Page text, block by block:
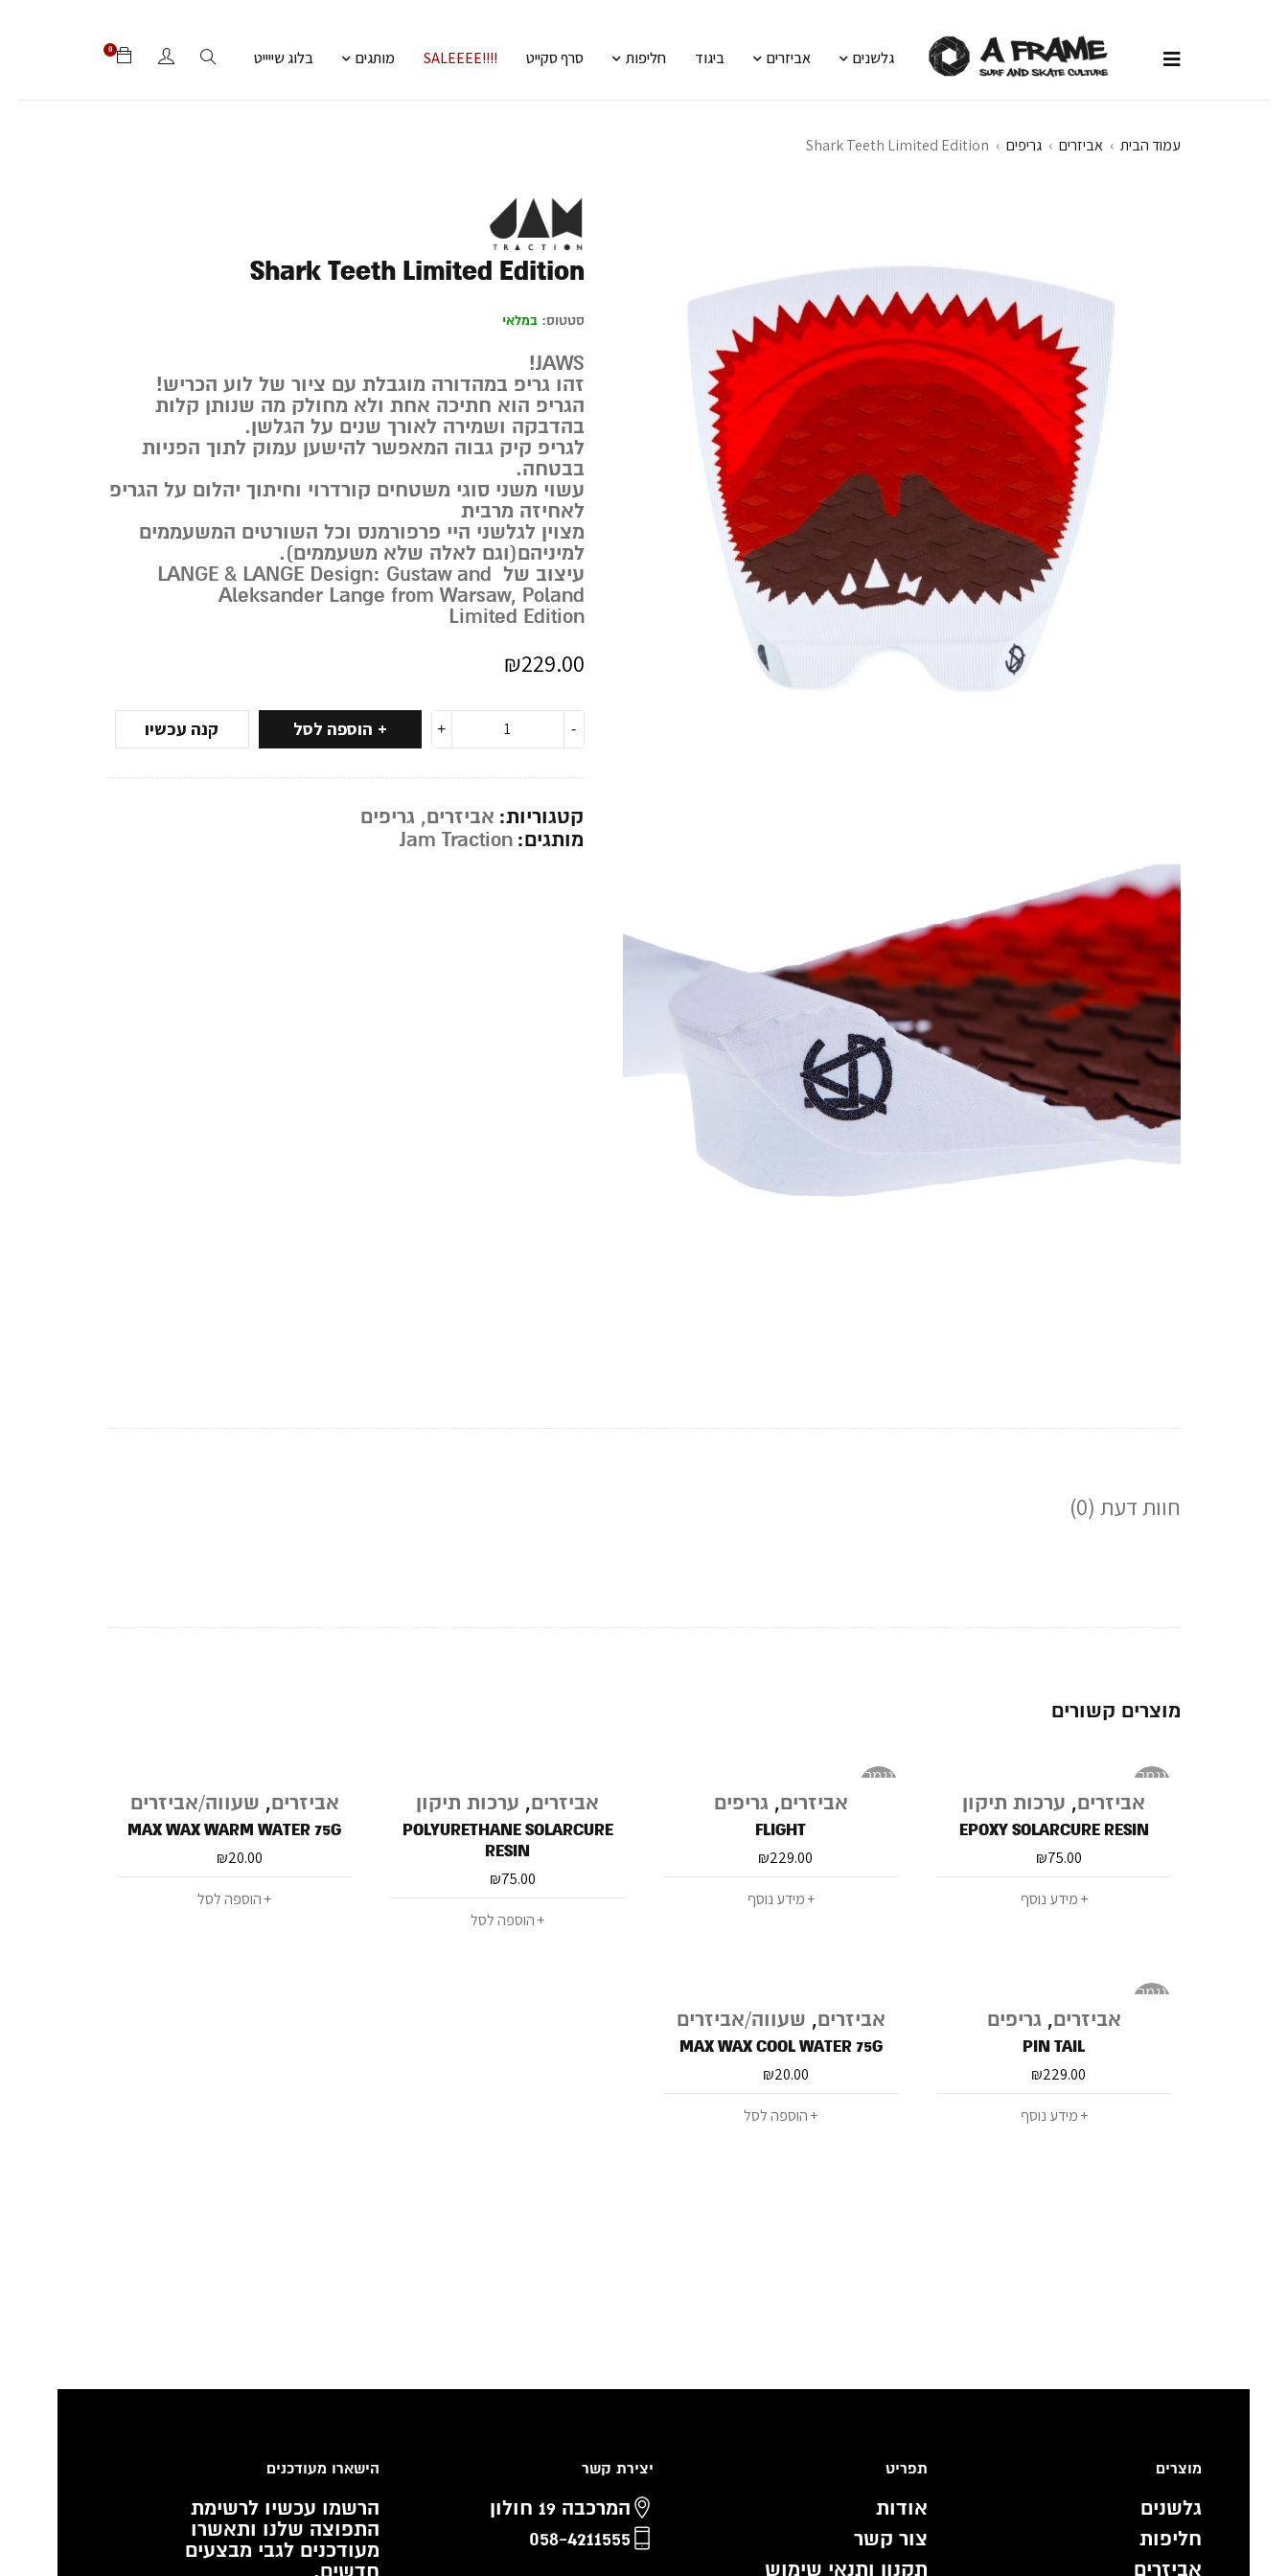
גלשנים אביזרים ביגוד חליפות סרף סקייט !!!!SALEEEE מותגים בלוג שייייט 0
עמוד הבית › אביזרים › גריפים ›
Shark Teeth Limited Edition
Shark Teeth Limited Edition
סטטוס: במלאי
JAWS!
זהו גריפ במהדורה מוגבלת עם ציור של לוע הכריש!
הגריפ הוא חתיכה אחת ולא מחולק מה שנותן קלות
בהדבקה ושמירה לאורך שנים על הגלשן.
לגריפ קיק גבוה המאפשר להישען עמוק לתוך הפניות
בבטחה.
עשוי משני סוגי משטחים קורדרוי וחיתוך יהלום על הגריפ
לאחיזה מרבית
מצוין לגלשני היי פרפורמנס וכל השורטים המשעממים
למיניהם(וגם לאלה שלא משעממים).
עיצוב של LANGE & LANGE Design: Gustaw and
Aleksander Lange from Warsaw, Poland
Limited Edition
₪229.00
הוספה לסל קנה עכשיו
קטגוריות: אביזרים, גריפים
מותגים: Jam Traction
חוות דעת (0)
מוצרים קשורים
נגמר
במלאיאביזרים, ערכות תיקון
EPOXY SOLARCURE RESIN
₪75.00
מידע נוסף
נגמר
אביזרים, גריפים
FLIGHT
₪229.00
מידע נוסף
אביזרים, ערכות תיקון
POLYURETHANE SOLARCURE
RESIN
₪75.00
הוספה לסל
אביזרים, שעווה/אביזרים
MAX WAX WARM WATER 75G
₪20.00
הוספה לסל
נגמר
אביזרים, גריפים
PIN TAIL
₪229.00
מידע נוסף
אביזרים, שעווה/אביזרים
MAX WAX COOL WATER 75G
₪20.00
הוספה לסל
מוצרים
גלשנים
חליפות
אביזרים
תפריט
אודות
צור קשר
תקנון ותנאי שימוש
יצירת קשר
המרכבה 19 חולון
058-4211555
הישארו מעודכנים
הרשמו עכשיו לרשימת
התפוצה שלנו ותאשרו
מעודכנים לגבי מבצעים